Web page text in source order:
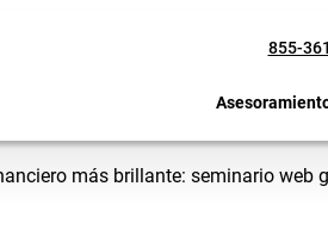
855-
más brillante: seminario web